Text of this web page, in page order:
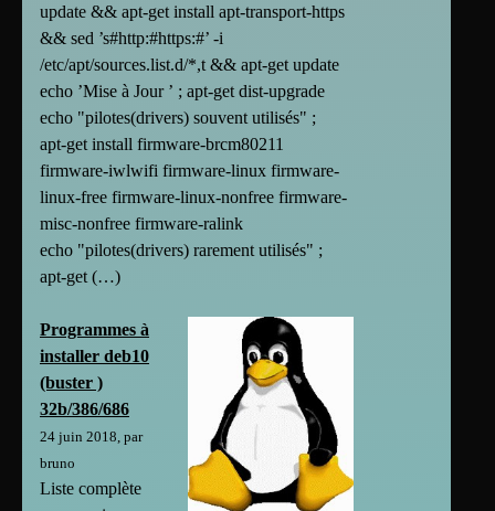
update && apt-get install apt-transport-https
&& sed ’s#http:#https:#’ -i
/etc/apt/sources.list.d/*,t && apt-get update
echo ’Mise à Jour ’ ; apt-get dist-upgrade
echo "pilotes(drivers) souvent utilisés" ;
apt-get install firmware-brcm80211
firmware-iwlwifi firmware-linux firmware-
linux-free firmware-linux-nonfree firmware-
misc-nonfree firmware-ralink
echo "pilotes(drivers) rarement utilisés" ;
apt-get (…)
Programmes à
installer deb10
(buster )
32b/386/686
24 juin 2018, par
bruno
Liste complète